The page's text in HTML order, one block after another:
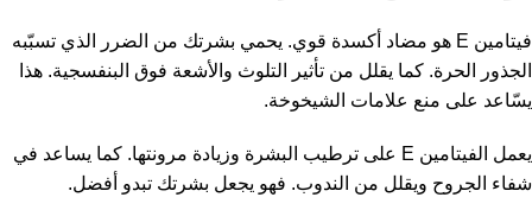
فيتامين E هو مضاد أكسدة قوي. يحمي بشرتك من الضرر الذي تسبّبه
الجذور الحرة. كما يقلل من تأثير التلوث والأشعة فوق البنفسجية. هذا
يسّاعد على منع علامات الشيخوخة.
يعمل الفيتامين E على ترطيب البشرة وزيادة مرونتها. كما يساعد في
شفاء الجروح ويقلل من الندوب. فهو يجعل بشرتك تبدو أفضل.